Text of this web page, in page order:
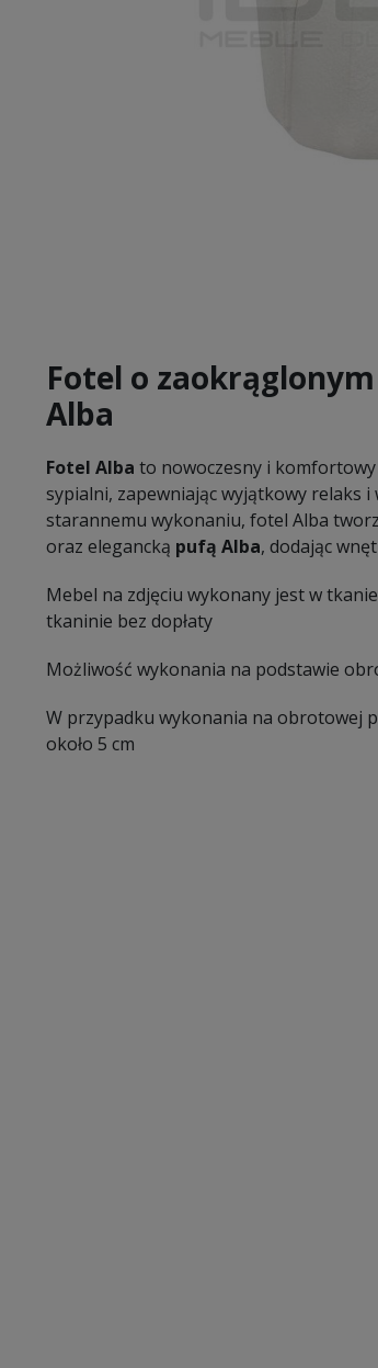
Fotel o
Alba
Fotel Alba to nowoczesny i
sypialni, zapewniając wyjątkowy relaks
starannemu wykonaniu, fotel Alba
oraz elegancką pufą Alba, dodając
Mebel na zdjęciu wykonany jest w
tkaninie bez dopłaty
Możliwość wykonania na podstawie
W przypadku wykonania na obrotowej
około 5 cm